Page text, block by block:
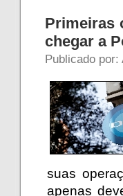
Primeiras
chegar a
Publicado
suas
apenas